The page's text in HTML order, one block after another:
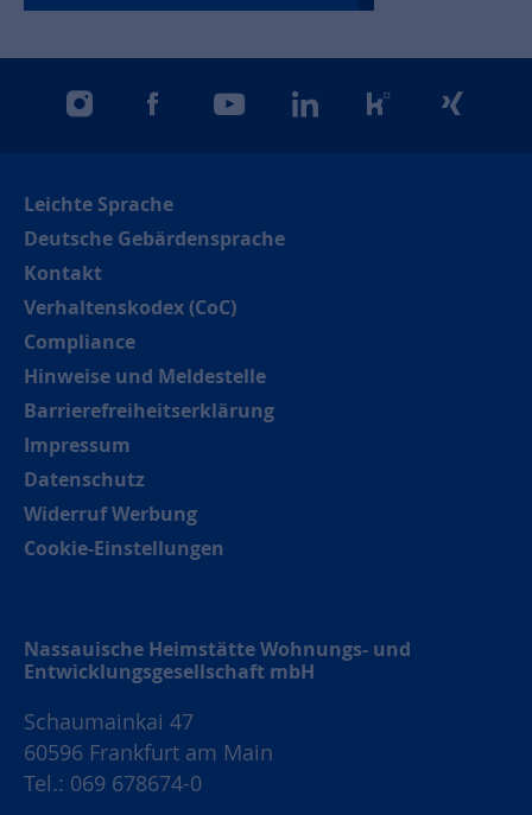
instagramfacebookyoutubelinkedinkununuxing
Leichte Sprache
Deutsche Gebärdensprache
Kontakt
Verhaltenskodex (CoC)
Compliance
Hinweise und Meldestelle
Barrierefreiheitserklärung
Impressum
Datenschutz
Widerruf Werbung
Cookie-Einstellungen
Nassauische Heimstätte Wohnungs- und
Entwicklungsgesellschaft mbH
Schaumainkai 47
60596 Frankfurt am Main
Tel.: 069 678674-0